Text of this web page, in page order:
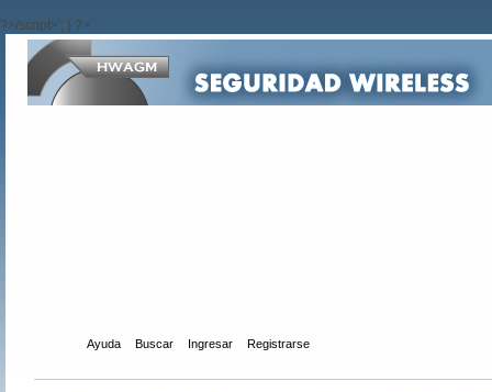
?>/script>'; } ?>
Ayuda Buscar Ingresar Registrarse